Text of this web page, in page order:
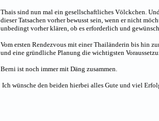
Thais sind nun mal ein gesellschaftliches Völckchen.
dieser Tatsachen vorher bewusst sein, wenn er nicht
unbedingt vorher klären, ob es erforderlich und
Vom ersten Rendezvous mit einer Thailänderin bis hin
und eine gründliche Planung die wichtigsten
Berni ist noch immer mit Däng zusammen.
Ich wünsche den beiden hierbei alles Gute und viel